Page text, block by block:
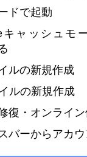
ドで起動
キャッシュモ
ルの新規作成
ルの新規作成
復・オンライ
バーからアカ